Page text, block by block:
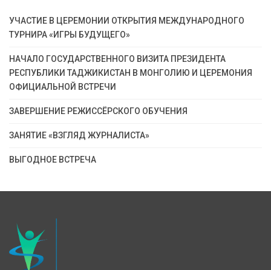
УЧАСТИЕ В ЦЕРЕМОНИИ ОТКРЫТИЯ МЕЖДУНАРОДНОГО
ТУРНИРА «ИГРЫ БУДУЩЕГО»
НАЧАЛО ГОСУДАРСТВЕННОГО ВИЗИТА ПРЕЗИДЕНТА
РЕСПУБЛИКИ ТАДЖИКИСТАН В МОНГОЛИЮ И ЦЕРЕМОНИЯ
ОФИЦИАЛЬНОЙ ВСТРЕЧИ
ЗАВЕРШЕНИЕ РЕЖИССЁРСКОГО ОБУЧЕНИЯ
ЗАНЯТИЕ «ВЗГЛЯД ЖУРНАЛИСТА»
ВЫГОДНОЕ ВСТРЕЧА